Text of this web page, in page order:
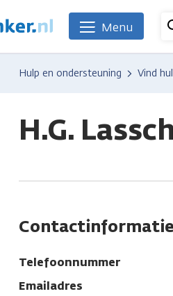
Menu
Hulp en ondersteuning Vind
H.G.
Contactinformatie
Telefoonnummer
Emailadres